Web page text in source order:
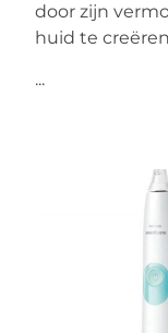
door zijn
huid te
...